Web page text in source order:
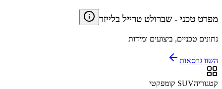
מפרט טכני - שברולט טרייל בלייזר
נתונים טכניים, ביצועים ומידות
השוו גרסאות
קטגוריהSUV קומפקטי